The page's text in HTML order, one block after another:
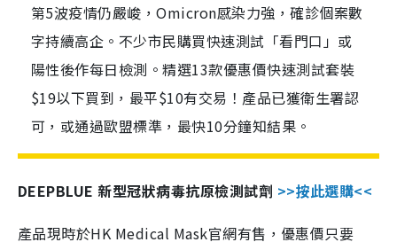
第5波疫情仍嚴峻，Omicron感染力強，確診個案數
字持續高企。不少市民購買快速測試「看門口」或
陽性後作每日檢測。精選13款優惠價快速測試套裝
$19以下買到，最平$10有交易！產品已獲衛生署認
可，或通過歐盟標準，最快10分鐘知結果。
DEEPBLUE 新型冠狀病毒抗原檢測試劑 >>按此選購<<
產品現時於HK Medical Mask官網有售，優惠價只要